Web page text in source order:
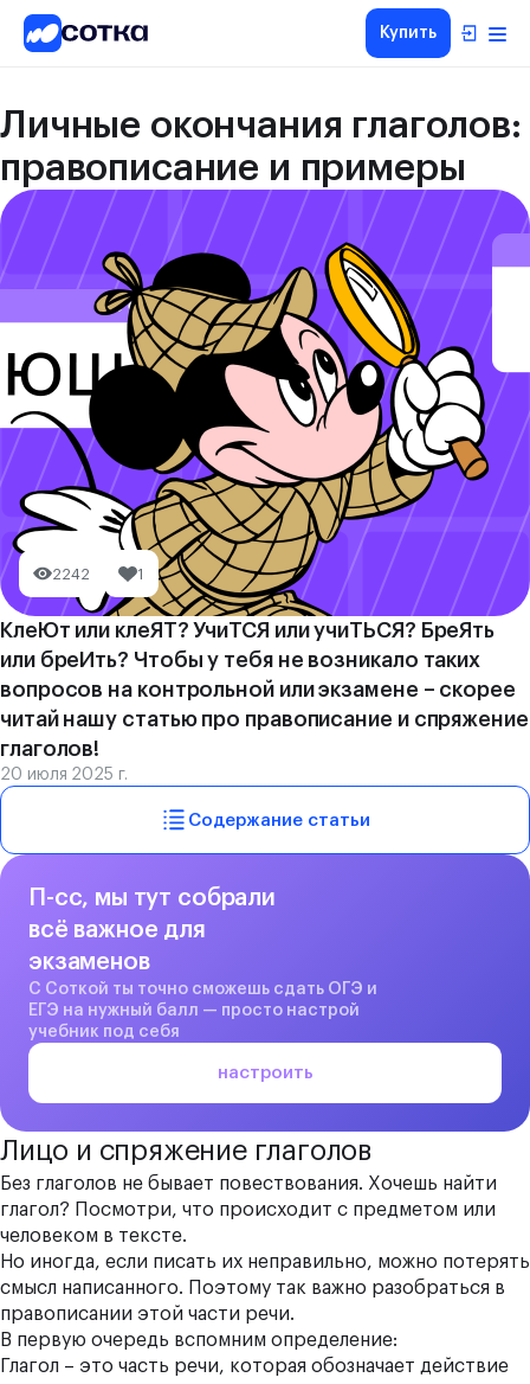
Купить
Личные окончания глаголов:
правописание и примеры
2242 1
КлеЮт или клеЯТ? УчиТСЯ или учиТЬСЯ? БреЯть
или бреИть? Чтобы у тебя не возникало таких
вопросов на контрольной или экзамене – скорее
читай нашу статью про правописание и спряжение
глаголов!
20 июля 2025 г.
Содержание статьи
П-сс, мы тут собрали
всё важное для
экзаменов
С Соткой ты точно сможешь сдать ОГЭ и
ЕГЭ на нужный балл — просто настрой
учебник под себя
настроить
Лицо и спряжение глаголов
Без глаголов не бывает повествования. Хочешь найти
глагол? Посмотри, что происходит с предметом или
человеком в тексте.
Но иногда, если писать их неправильно, можно потерять
смысл написанного. Поэтому так важно разобраться в
правописании этой части речи.
В первую очередь вспомним определение:
Глагол – это часть речи, которая обозначает действие